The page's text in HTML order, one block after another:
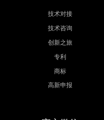
技术对接
技术咨询
创新之旅
专利
商标
高新申报